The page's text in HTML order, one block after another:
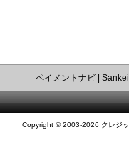
ペイメントナビ|
Copyright © 2003-2026 クレジ